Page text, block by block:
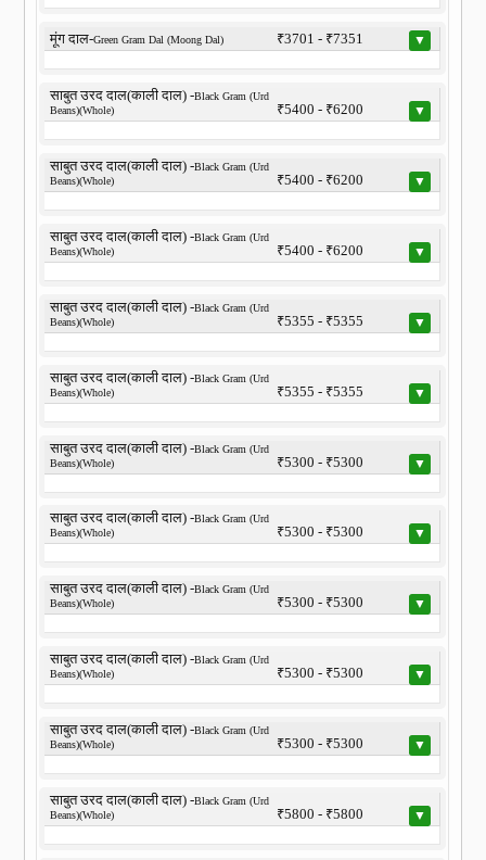
मूंग दाल-Green Gram Dal (Moong Dal) ₹3701 - ₹7351 ▼
साबुत उरद दाल(काली दाल) -Black Gram (Urd
Beans)(Whole)
₹5400 - ₹6200 ▼
साबुत उरद दाल(काली दाल) -Black Gram (Urd
Beans)(Whole)
₹5400 - ₹6200 ▼
साबुत उरद दाल(काली दाल) -Black Gram (Urd
Beans)(Whole)
₹5400 - ₹6200 ▼
साबुत उरद दाल(काली दाल) -Black Gram (Urd
Beans)(Whole)
₹5355 - ₹5355 ▼
साबुत उरद दाल(काली दाल) -Black Gram (Urd
Beans)(Whole)
₹5355 - ₹5355 ▼
साबुत उरद दाल(काली दाल) -Black Gram (Urd
Beans)(Whole)
₹5300 - ₹5300 ▼
साबुत उरद दाल(काली दाल) -Black Gram (Urd
Beans)(Whole)
₹5300 - ₹5300 ▼
साबुत उरद दाल(काली दाल) -Black Gram (Urd
Beans)(Whole)
₹5300 - ₹5300 ▼
साबुत उरद दाल(काली दाल) -Black Gram (Urd
Beans)(Whole)
₹5300 - ₹5300 ▼
साबुत उरद दाल(काली दाल) -Black Gram (Urd
Beans)(Whole)
₹5300 - ₹5300 ▼
साबुत उरद दाल(काली दाल) -Black Gram (Urd
Beans)(Whole)
₹5800 - ₹5800 ▼